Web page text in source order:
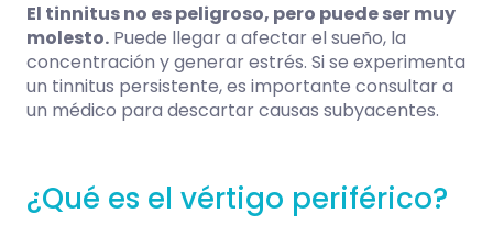
El tinnitus no es peligroso, pero puede ser muy
molesto. Puede llegar a afectar el sueño, la
concentración y generar estrés. Si se experimenta
un tinnitus persistente, es importante consultar a
un médico para descartar causas subyacentes.
¿Qué es el vértigo periférico?